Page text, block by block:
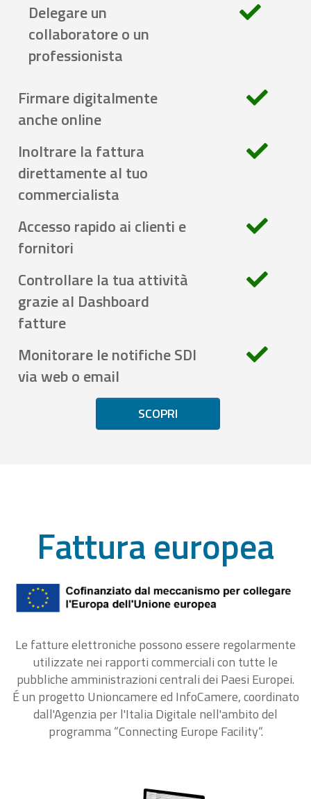
Delegare un
collaboratore o un
professionista
Firmare digitalmente
anche online
Inoltrare la fattura
direttamente al tuo
commercialista
Accesso rapido ai clienti e
fornitori
Controllare la tua attività
grazie al Dashboard
fatture
Monitorare le notifiche SDI
via web o email
SCOPRI
Fattura europea
Le fatture elettroniche possono essere regolarmente
utilizzate nei rapporti commerciali con tutte le
pubbliche amministrazioni centrali dei Paesi Europei.
É un progetto Unioncamere ed InfoCamere, coordinato
dall'Agenzia per l'Italia Digitale nell'ambito del
programma “Connecting Europe Facility“.